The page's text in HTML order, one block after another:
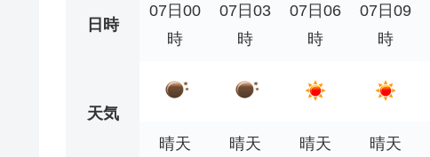
日時
07日00
時
07日03
時
07日06
時
07日09
時
天気
晴天
晴天 晴天 晴天